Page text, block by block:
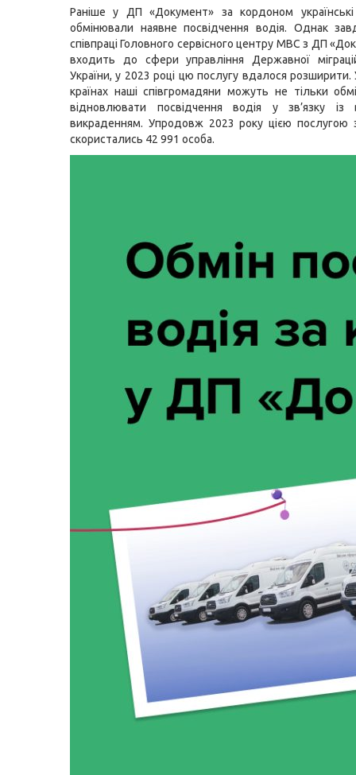
Раніше у ДП «Документ» за кордоном
обмінювали наявне посвідчення водія. Однак
співпраці Головного сервісного центру МВС з ДП
входить до сфери управління Державної
України, у 2023 році цю послугу вдалося розширити.
країнах наші співгромадяни можуть не тільки
відновлювати посвідчення водія у зв’язку
викраденням. Упродовж 2023 року цією послугою
скористались 42 991 особа.